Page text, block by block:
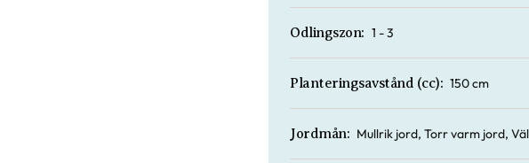
Odlingszon: 1 - 3
Planteringsavstånd (cc): 150 cm
Jordmån: Mullrik jord, Torr varm jord,